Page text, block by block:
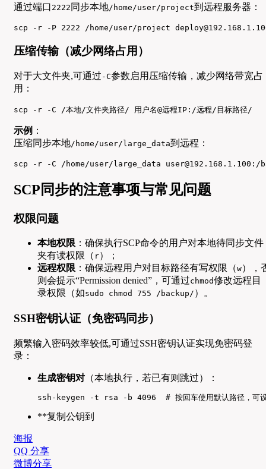
通过端口 2222 同步本地/home/user/project到远程服务器：
scp -r -P 2222 /home/user/project
压缩传输（减少网络占用）
对于大文件夹,可通过 -C参数启用压缩传输，减少网络带宽占
用：
scp -r -C /本地/文件夹路径/ 用户名@远程IP:/远程/目标路径/
示例 ：
压缩同步本地/home/user/large_data到远程：
scp -r -C /home/user/large_data user@192.168.1.100:/
SCP同步的注意事项与常见问题
权限问题
本地权限 ：确保执行SCP命令的用户对本地待同步文件
夹有读权限（ r）；
远程权限 ：确保远程用户对目标路径有写权限（w），
则会提示“Permission denied”，可通过chmod修改远程目
录权限（如sudo chmod 755 /backup/ ）。
SSH密钥认证（免密码同步）
频繁输入密码效率较低,可通过SSH密钥认证实现免密码登
录：
生成密钥对 （本地执行，若已有则跳过）：
ssh-keygen -t rsa -b 4096  # 按回车使用默认路径，可设
**复制公钥到
海报
QQ 分享
微博分享